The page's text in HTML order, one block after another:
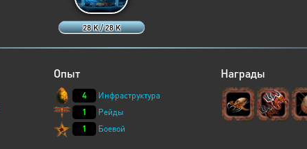
28 K / 28 K
Опыт
4
Инфраструктура
1
Рейды
1
Боевой
Награды